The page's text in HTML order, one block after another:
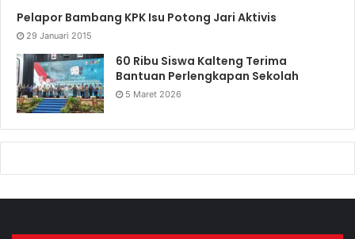
Pelapor Bambang KPK Isu Potong Jari Aktivis
29 Januari 2015
60 Ribu Siswa Kalteng Terima
Bantuan Perlengkapan Sekolah
5 Maret 2026